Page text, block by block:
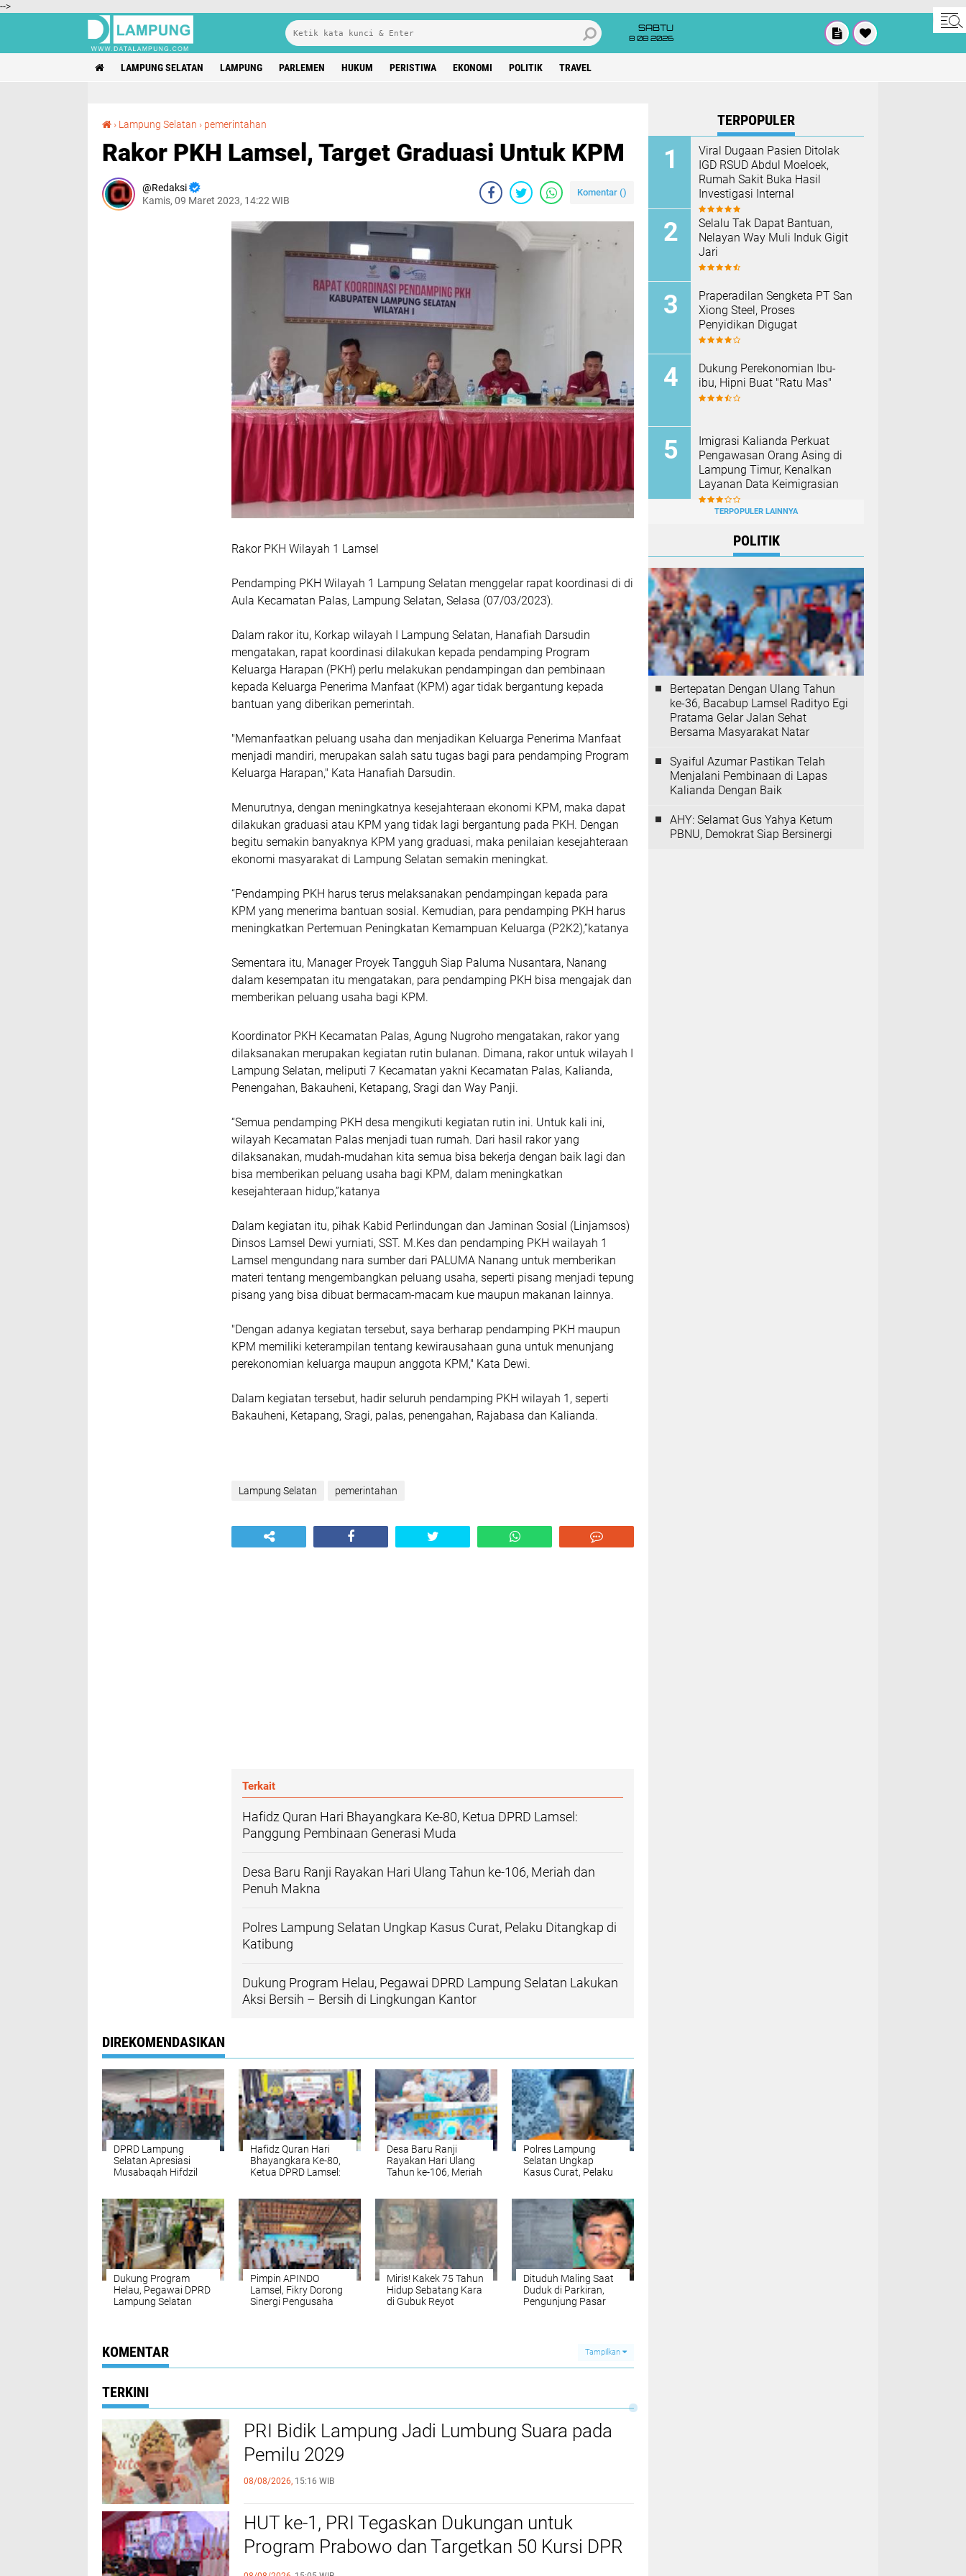
-->
SABTU
8 08 2026
LAMPUNG SELATAN LAMPUNG PARLEMEN HUKUM PERISTIWA EKONOMI POLITIK TRAVEL
› Lampung Selatan › pemerintahan
Rakor PKH Lamsel, Target Graduasi Untuk KPM
Redaksi
Kamis, 09 Maret 2023, 14:22 WIB
Komentar ()
Rakor PKH Wilayah 1 Lamsel
Pendamping PKH Wilayah 1 Lampung Selatan menggelar rapat koordinasi di di
Aula Kecamatan Palas, Lampung Selatan, Selasa (07/03/2023).
Dalam rakor itu, Korkap wilayah I Lampung Selatan, Hanafiah Darsudin
mengatakan, rapat koordinasi dilakukan kepada pendamping Program
Keluarga Harapan (PKH) perlu melakukan pendampingan dan pembinaan
kepada Keluarga Penerima Manfaat (KPM) agar tidak bergantung kepada
bantuan yang diberikan pemerintah.
"Memanfaatkan peluang usaha dan menjadikan Keluarga Penerima Manfaat
menjadi mandiri, merupakan salah satu tugas bagi para pendamping Program
Keluarga Harapan," Kata Hanafiah Darsudin.
Menurutnya, dengan meningkatnya kesejahteraan ekonomi KPM, maka dapat
dilakukan graduasi atau KPM yang tidak lagi bergantung pada PKH. Dengan
begitu semakin banyaknya KPM yang graduasi, maka penilaian kesejahteraan
ekonomi masyarakat di Lampung Selatan semakin meningkat.
“Pendamping PKH harus terus melaksanakan pendampingan kepada para
KPM yang menerima bantuan sosial. Kemudian, para pendamping PKH harus
meningkatkan Pertemuan Peningkatan Kemampuan Keluarga (P2K2),”katanya
Sementara itu, Manager Proyek Tangguh Siap Paluma Nusantara, Nanang
dalam kesempatan itu mengatakan, para pendamping PKH bisa mengajak dan
memberikan peluang usaha bagi KPM.
Koordinator PKH Kecamatan Palas, Agung Nugroho mengatakan, rakor yang
dilaksanakan merupakan kegiatan rutin bulanan. Dimana, rakor untuk wilayah I
Lampung Selatan, meliputi 7 Kecamatan yakni Kecamatan Palas, Kalianda,
Penengahan, Bakauheni, Ketapang, Sragi dan Way Panji.
“Semua pendamping PKH desa mengikuti kegiatan rutin ini. Untuk kali ini,
wilayah Kecamatan Palas menjadi tuan rumah. Dari hasil rakor yang
dilaksanakan, mudah-mudahan kita semua bisa bekerja dengan baik lagi dan
bisa memberikan peluang usaha bagi KPM, dalam meningkatkan
kesejahteraan hidup,”katanya
Dalam kegiatan itu, pihak Kabid Perlindungan dan Jaminan Sosial (Linjamsos)
Dinsos Lamsel Dewi yurniati, SST. M.Kes dan pendamping PKH wailayah 1
Lamsel mengundang nara sumber dari PALUMA Nanang untuk memberikan
materi tentang mengembangkan peluang usaha, seperti pisang menjadi tepung
pisang yang bisa dibuat bermacam-macam kue maupun makanan lainnya.
"Dengan adanya kegiatan tersebut, saya berharap pendamping PKH maupun
KPM memiliki keterampilan tentang kewirausahaan guna untuk menunjang
perekonomian keluarga maupun anggota KPM," Kata Dewi.
Dalam kegiatan tersebut, hadir seluruh pendamping PKH wilayah 1, seperti
Bakauheni, Ketapang, Sragi, palas, penengahan, Rajabasa dan Kalianda.
Lampung Selatan pemerintahan
Terkait
Hafidz Quran Hari Bhayangkara Ke-80, Ketua DPRD Lamsel:
Panggung Pembinaan Generasi Muda
Desa Baru Ranji Rayakan Hari Ulang Tahun ke-106, Meriah dan
Penuh Makna
Polres Lampung Selatan Ungkap Kasus Curat, Pelaku Ditangkap di
Katibung
Dukung Program Helau, Pegawai DPRD Lampung Selatan Lakukan
Aksi Bersih – Bersih di Lingkungan Kantor
DIREKOMENDASIKAN
DPRD Lampung
Selatan Apresiasi
Musabaqah Hifdzil
Hafidz Quran Hari
Bhayangkara Ke-80,
Ketua DPRD Lamsel:
Muda
Desa Baru Ranji
Rayakan Hari Ulang
Tahun ke-106, Meriah
Polres Lampung
Selatan Ungkap
Kasus Curat, Pelaku
Dukung Program
Helau, Pegawai DPRD
Lampung Selatan
Pimpin APINDO
Lamsel, Fikry Dorong
Sinergi Pengusaha
Miris! Kakek 75 Tahun
Hidup Sebatang Kara
di Gubuk Reyot
Dituduh Maling Saat
Duduk di Parkiran,
Pengunjung Pasar
KOMENTAR Tampilkan
TERKINI
PRI Bidik Lampung Jadi Lumbung Suara pada
Pemilu 2029
08/08/2026, 15:16 WIB
HUT ke-1, PRI Tegaskan Dukungan untuk
Program Prabowo dan Targetkan 50 Kursi DPR
RI
TERPOPULER
Viral Dugaan Pasien Ditolak
IGD RSUD Abdul Moeloek,
Rumah Sakit Buka Hasil
Investigasi Internal
Selalu Tak Dapat Bantuan,
Nelayan Way Muli Induk Gigit
Jari
Praperadilan Sengketa PT San
Xiong Steel, Proses
Penyidikan Digugat
Dukung Perekonomian Ibu-
ibu, Hipni Buat "Ratu Mas"
Imigrasi Kalianda Perkuat
Pengawasan Orang Asing di
Lampung Timur, Kenalkan
Layanan Data Keimigrasian
TERPOPULER LAINNYA
POLITIK
Bertepatan Dengan Ulang Tahun
ke-36, Bacabup Lamsel Radityo Egi
Pratama Gelar Jalan Sehat
Bersama Masyarakat Natar
Syaiful Azumar Pastikan Telah
Menjalani Pembinaan di Lapas
Kalianda Dengan Baik
AHY: Selamat Gus Yahya Ketum
PBNU, Demokrat Siap Bersinergi